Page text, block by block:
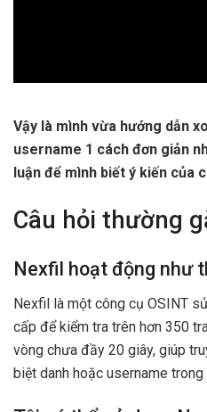
Vậy là mình vừa hướng dẫn
username 1 cách đơn giản
luận để mình biết ý kiến của
Câu hỏi thường
Nexfil hoạt động như
Nexfil là một công cụ OSINT
cấp để kiểm tra trên hơn 350
vòng chưa đầy 20 giây, giúp
biệt danh hoặc username trong